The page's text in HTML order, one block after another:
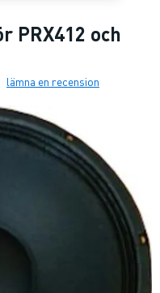
PRX412 och
lämna en recension